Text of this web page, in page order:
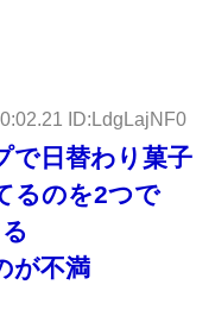
ID:LdgLajNF0
で日替わり菓子
るのを2つで
が不満